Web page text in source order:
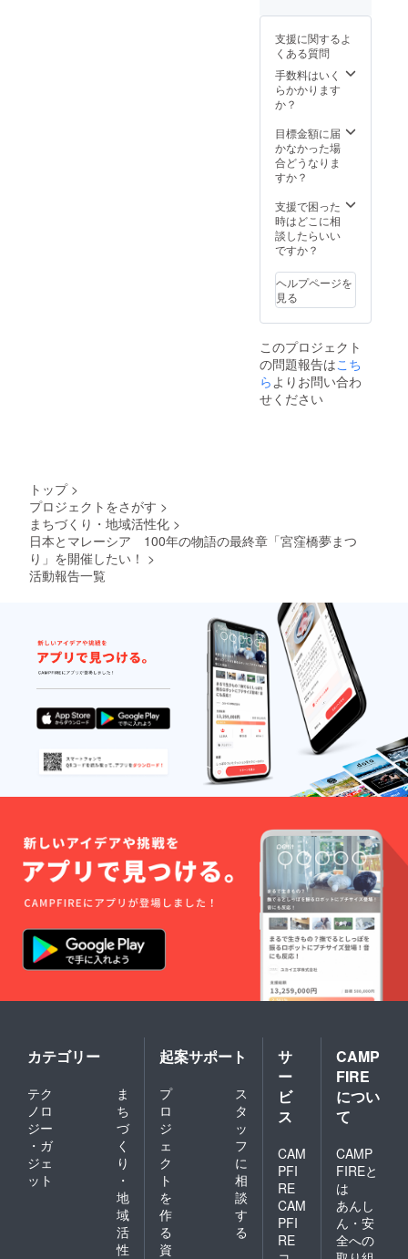
い。 ■
宮窪橋
夢まつ
り終了
後 ご
報告を
らせて
いただ
きま
支援に関するよ
くある質問
手数料はいく
らかかります
か？
目標金額に届
かなかった場
合どうなりま
すか？
支援で困った
時はどこに相
談したらいい
ですか？
ヘルプページを
見る
このプロジェクト
の問題報告はこち
ら よりお問い合わ
せください
トップ >
プロジェクトをさがす >
まちづくり・地域活性化 >
日本とマレーシア 100年の物語の最終章「宮窪橋夢まつ
り」を開催したい！ >
活動報告一覧
カテゴリー
テク
ノロ
ジー
・ガ
ジェ
ット
ま
ち
づ
く
り
・
地
域
活
性
起案サポート
プ
ロ
ジ
ェ
ク
ト
を
作
る
ス
タ
ッ
フ
に
相
談
す
る
資
サ
ー
ビ
ス
CAM
PFI
RE
CAM
PFI
RE
CAMP
FIRE
につい
て
CAMP
FIREと
は
あんし
ん・安
全への